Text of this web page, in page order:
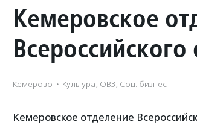
Кемеровское
Кемерово · Культура, ОВЗ, Соц. бизнес
Кемеровское отделение